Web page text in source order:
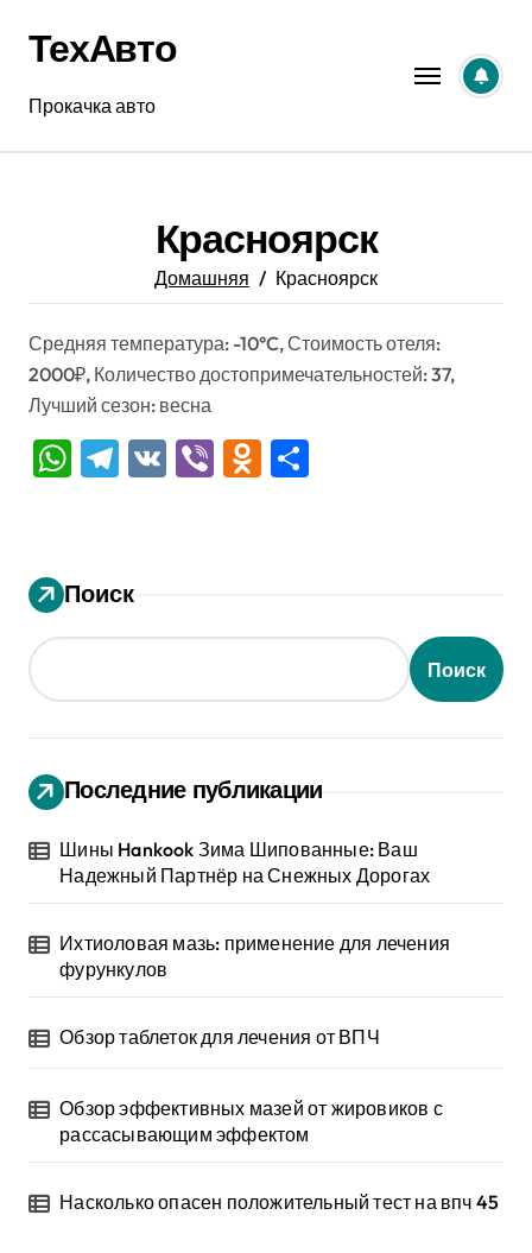
содержанию
ТехАвто
Прокачка авто
Красноярск
Домашняя Красноярск
Средняя температура: -10°C, Стоимость отеля:
2000₽, Количество достопримечательностей: 37,
Лучший сезон: весна
WhatsApp
Telegram
VK ViberOdnoklassniki
Поиск
Поиск
Последние публикации
Шины Hankook Зима Шипованные: Ваш
Надежный Партнёр на Снежных Дорогах
Ихтиоловая мазь: применение для лечения
фурункулов
Обзор таблеток для лечения от ВПЧ
Обзор эффективных мазей от жировиков с
рассасывающим эффектом
Насколько опасен положительный тест на впч 45